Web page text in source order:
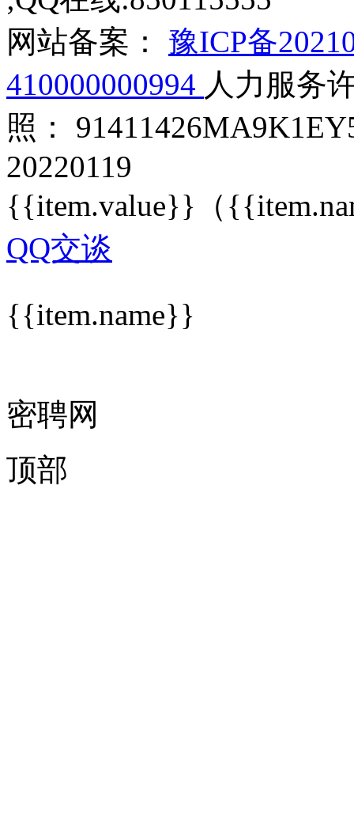
网站备案： 豫ICP备
410000000994 人力服务
照：
20220119
{{item.value}} （
QQ交谈
{{item.name}}
密聘网
顶部